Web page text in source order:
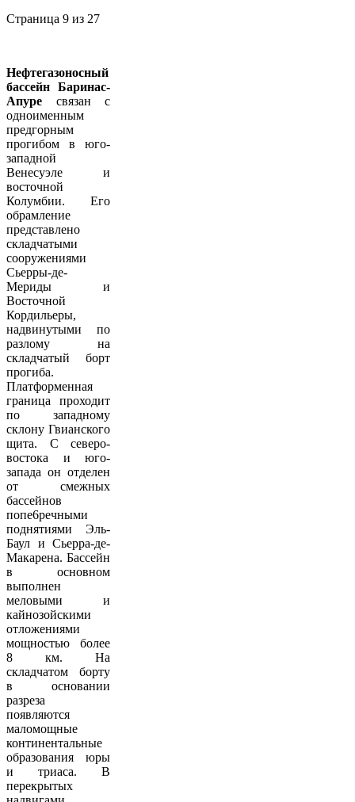
Страница 9 из 27
Нефтегазоносный
бассейн Баринас-
Апуре связан с
одноименным
предгорным
прогибом в юго-
западной
Венесуэле и
восточной
Колумбии. Его
обрамление
представлено
складчатыми
сооружениями
Сьерры-де-
Мериды и
Восточной
Кордильеры,
надвинутыми по
разлому на
складчатый борт
прогиба.
Платформенная
граница проходит
по западному
склону Гвианского
щита. С северо-
востока и юго-
запада он отделен
от смежных
бассейнов
попе6речными
поднятиями Эль-
Баул и Сьерра-де-
Макарена. Бассейн
в основном
выполнен
меловыми и
кайнозойскими
отложениями
мощностью более
8 км. На
складчатом борту
в основании
разреза
появляются
маломощные
континентальные
образования юры
и триаса. В
перекрытых